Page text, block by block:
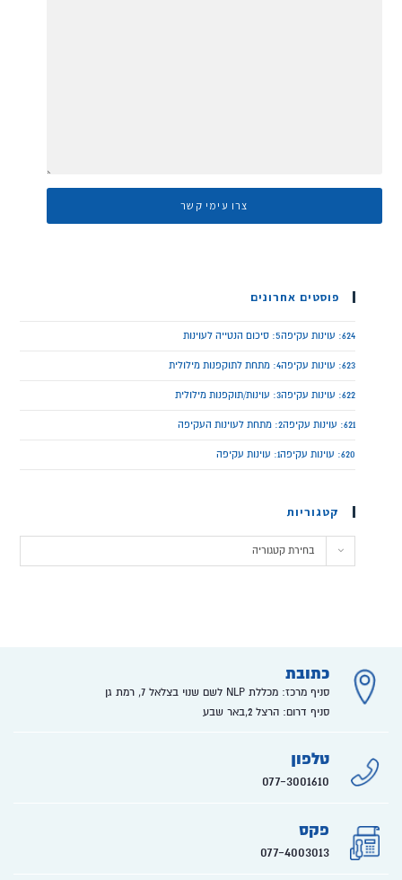
פוסטים אחרונים
624: עוינות עקיפה5: סיכום הנטייה לעוינות
623: עוינות עקיפה4: מתחת לתוקפנות מילולית
622: עוינות עקיפה3: עוינות/תוקפנות מילולית
621: עוינות עקיפה2: מתחת לעוינות העקיפה
620: עוינות עקיפה1: עוינות עקיפה
קטגוריות
בחירת קטגוריה
כתובת
סניף מרכז: מכללת NLP לשם שנוי בצלאל 7, רמת גן
סניף דרום: הרצל 2,באר שבע
טלפון
077-3001610
פקס
077-4003013